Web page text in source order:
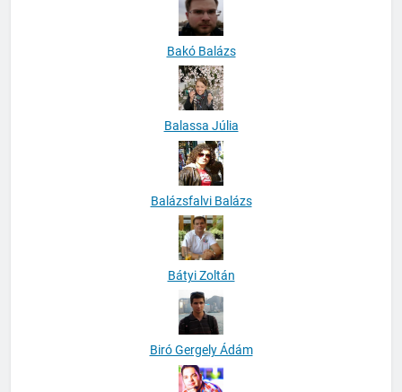
Bakó Balázs
Balassa Júlia
Balázsfalvi Balázs
Bátyi Zoltán
Biró Gergely Ádám